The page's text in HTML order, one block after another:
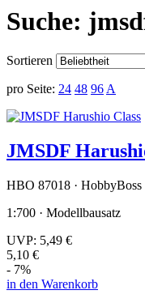
Suche:
Sortieren
pro Seite: 24 48 96 A
JMSDF
HBO 87018 · HobbyBoss
1:700 · Modellbausatz
UVP: 5,49 €
5,10 €
- 7%
in den Warenkorb